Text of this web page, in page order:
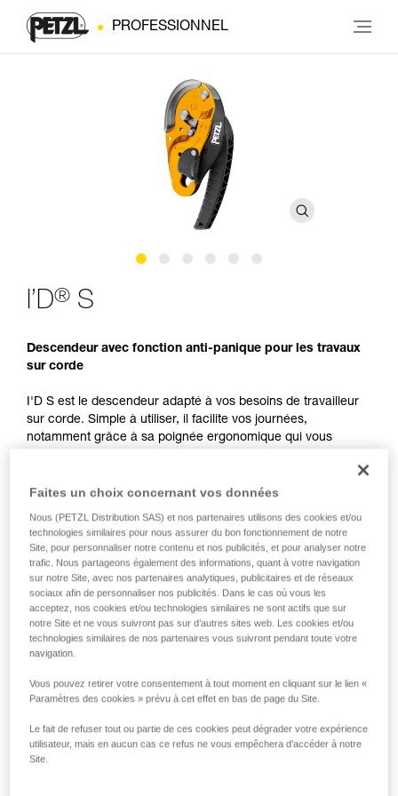
PROFESSIONNEL
I’D® S
Descendeur avec fonction anti-panique pour les travaux
sur corde
I'D S est le descendeur adapté à vos besoins de travailleur
sur corde. Simple à utiliser, il facilite vos journées,
notamment grâce à sa poignée ergonomique qui vous
fonction anti-panique vous stoppe automatiquement si vous
tirez trop fort sur la poignée. Sa gâchette témoin d'erreur
place de la corde. Sa fonction AUTO-LOCK permet de vous
positionner facilement au poste de travail sans manipulation.
I'D S est compatible avec des cordes de 10 à 11,5 mm.
I’D S
Faites un choix concernant vos données
Nous (PETZL Distribution SAS) et nos partenaires utilisons des cookies et/ou
technologies similaires pour nous assurer du bon fonctionnement de notre
Site, pour personnaliser notre contenu et nos publicités, et pour analyser notre
trafic. Nous partageons également des informations, quant à votre navigation
sur notre Site, avec nos partenaires analytiques, publicitaires et de réseaux
sociaux afin de personnaliser nos publicités. Dans le cas où vous les
acceptez, nos cookies et/ou technologies similaires ne sont actifs que sur
notre Site et ne vous suivront pas sur d’autres sites web. Les cookies et/ou
technologies similaires de nos partenaires vous suivront pendant toute votre
navigation.
Vous pouvez retirer votre consentement à tout moment en cliquant sur le lien «
Paramètres des cookies » prévu à cet effet en bas de page du Site.
Le fait de refuser tout ou partie de ces cookies peut dégrader votre expérience
utilisateur, mais en aucun cas ce refus ne vous empêchera d’accéder à notre
Site.